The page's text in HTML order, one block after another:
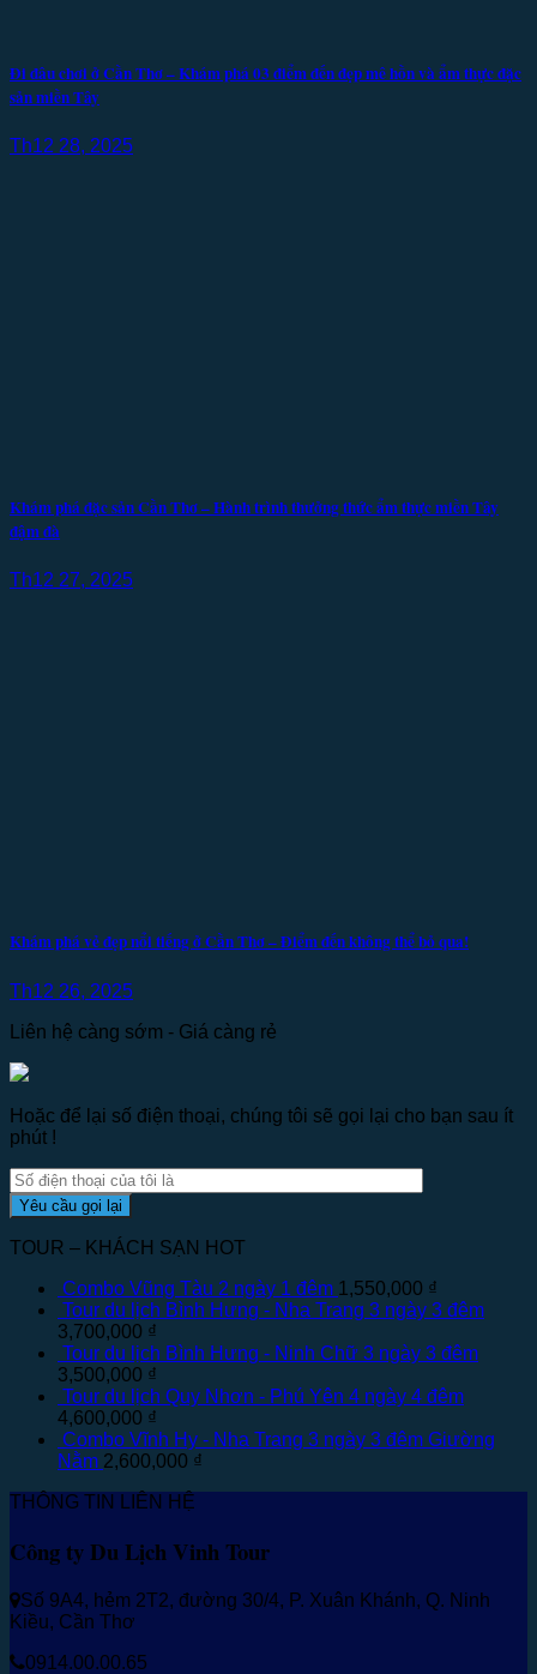
Đi đâu chơi ở Cần Thơ – Khám phá 03 điểm đến đẹp mê hồn và ẩm thực đặc
sản miền Tây
Th12 28, 2025
Khám phá đặc sản Cần Thơ – Hành trình thưởng thức ẩm thực miền Tây
đậm đà
Th12 27, 2025
Khám phá vẻ đẹp nổi tiếng ở Cần Thơ – Điểm đến không thể bỏ qua!
Th12 26, 2025
Liên hệ càng sớm - Giá càng rẻ
Hoặc để lại số điện thoại, chúng tôi sẽ gọi lại cho bạn sau ít
phút !
TOUR – KHÁCH SẠN HOT
Combo Vũng Tàu 2 ngày 1 đêm 1,550,000 ₫
Tour du lịch Bình Hưng - Nha Trang 3 ngày 3 đêm
3,700,000 ₫
Tour du lịch Bình Hưng - Ninh Chữ 3 ngày 3 đêm
3,500,000 ₫
Tour du lịch Quy Nhơn - Phú Yên 4 ngày 4 đêm
4,600,000 ₫
Combo Vĩnh Hy - Nha Trang 3 ngày 3 đêm Giường
Nằm 2,600,000 ₫
THÔNG TIN LIÊN HỆ
Công ty Du Lịch Vinh Tour
Số 9A4, hẻm 2T2, đường 30/4, P. Xuân Khánh, Q. Ninh
Kiều, Cần Thơ
0914.00.00.65